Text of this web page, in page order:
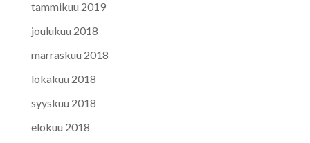
tammikuu 2019
joulukuu 2018
marraskuu 2018
lokakuu 2018
syyskuu 2018
elokuu 2018